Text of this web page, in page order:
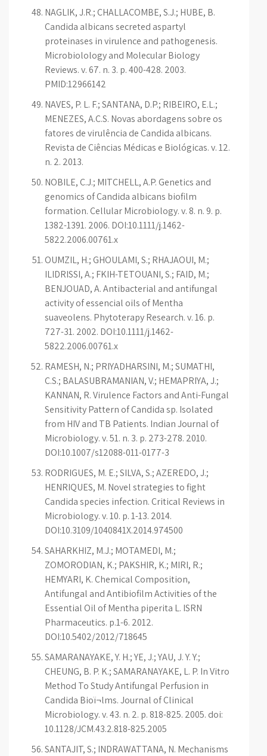
NAGLIK, J.R.; CHALLACOMBE, S.J.; HUBE, B.
Candida albicans secreted aspartyl
proteinases in virulence and pathogenesis.
Microbiolology and Molecular Biology
Reviews. v. 67. n. 3. p. 400-428. 2003.
PMID:12966142
NAVES, P. L. F.; SANTANA, D.P.; RIBEIRO, E.L.;
MENEZES, A.C.S. Novas abordagens sobre os
fatores de virulência de Candida albicans.
Revista de Ciências Médicas e Biológicas. v. 12.
n. 2. 2013.
NOBILE, C.J.; MITCHELL, A.P. Genetics and
genomics of Candida albicans biofilm
formation. Cellular Microbiology. v. 8. n. 9. p.
1382-1391. 2006. DOI:10.1111/j.1462-
5822.2006.00761.x
OUMZIL, H.; GHOULAMI, S.; RHAJAOUI, M.;
ILIDRISSI, A.; FKIH-TETOUANI, S.; FAID, M.;
BENJOUAD, A. Antibacterial and antifungal
activity of essencial oils of Mentha
suaveolens. Phytoterapy Research. v. 16. p.
727-31. 2002. DOI:10.1111/j.1462-
5822.2006.00761.x
RAMESH, N.; PRIYADHARSINI, M.; SUMATHI,
C.S.; BALASUBRAMANIAN, V.; HEMAPRIYA, J.;
KANNAN, R. Virulence Factors and Anti-Fungal
Sensitivity Pattern of Candida sp. Isolated
from HIV and TB Patients. Indian Journal of
Microbiology. v. 51. n. 3. p. 273-278. 2010.
DOI:10.1007/s12088-011-0177-3
RODRIGUES, M. E.; SILVA, S.; AZEREDO, J.;
HENRIQUES, M. Novel strategies to fight
Candida species infection. Critical Reviews in
Microbiology. v. 10. p. 1-13. 2014.
DOI:10.3109/1040841X.2014.974500
SAHARKHIZ, M.J.; MOTAMEDI, M.;
ZOMORODIAN, K.; PAKSHIR, K.; MIRI, R.;
HEMYARI, K. Chemical Composition,
Antifungal and Antibiofilm Activities of the
Essential Oil of Mentha piperita L. ISRN
Pharmaceutics. p.1-6. 2012.
DOI:10.5402/2012/718645
SAMARANAYAKE, Y. H.; YE, J.; YAU, J. Y. Y.;
CHEUNG, B. P. K.; SAMARANAYAKE, L. P. In Vitro
Method To Study Antifungal Perfusion in
Candida Bioï¬lms. Journal of Clinical
Microbiology. v. 43. n. 2. p. 818-825. 2005. doi:
10.1128/JCM.43.2.818-825.2005
SANTAJIT, S.; INDRAWATTANA, N. Mechanisms